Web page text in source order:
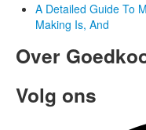
A Detailed Guide To
Making Is, And
Over
Volg ons